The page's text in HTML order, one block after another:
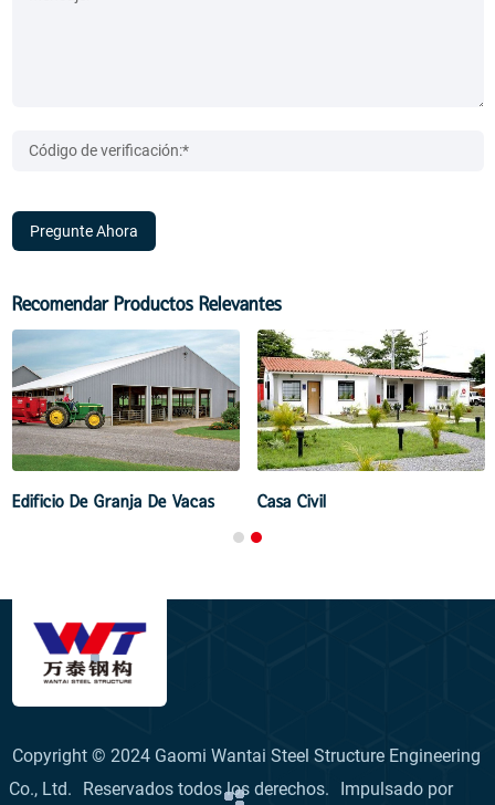
Pregunte Ahora
Recomendar Productos Relevantes
Edificio De Granja De Vacas Casa Civil
Copyright © 2024 Gaomi Wantai Steel Structure Engineering
Co., Ltd.
Reservados todos los derechos. Impulsado por